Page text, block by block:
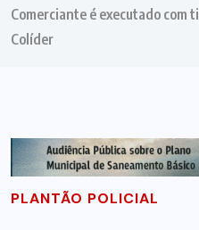
Comerciante é executado com
Colíder
PLANTÃO POLICIAL